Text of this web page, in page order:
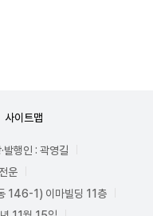
사이트맵
발행인 : 곽영길
운
146-1) 이마빌딩 11층